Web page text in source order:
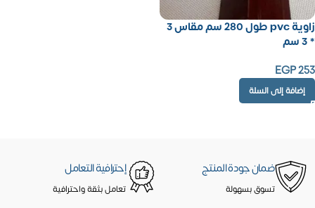
زاوية pvc طول 280 سم مقاس 3
* 3 سم
EGP253
إضافة إلى السلة
ضمان جودة المنتج
تسوق بسهولة
إحترافية التعامل
تعامل بثقة واحترافية